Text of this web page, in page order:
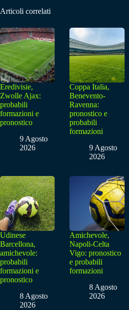
Articoli correlati
Eredivisie,
Zwolle Ajax:
probabili
formazioni e
pronostico
9 Agosto
2026
Coppa Italia,
Benevento-
Ravenna:
pronostico e
probabili
formazioni
9 Agosto
2026
Udinese
Barcellona,
amichevole:
probabili
formazioni e
pronostico
8 Agosto
2026
Amichevole,
Napoli-Celta
Vigo: pronostico
e probabili
formazioni
8 Agosto
2026